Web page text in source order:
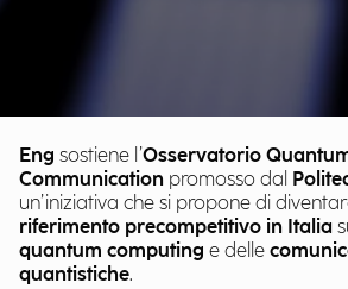
Eng sostiene l’Osservatorio
Communication promosso dal
un’iniziativa che si propone di
riferimento precompetitivo in Italia
quantum computing e delle
quantistiche.